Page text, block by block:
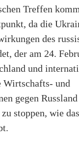
Treffen
da die
des
der am 24.
und
Wirtschafts- und
gegen
stoppen, wie das